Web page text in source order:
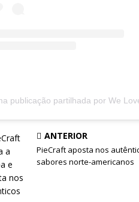
ANTERIOR
PieCraft aposta nos
sabores norte-americanos